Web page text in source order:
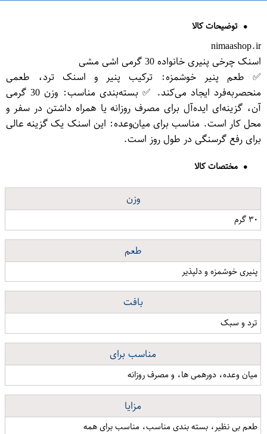
توضیحات کالا
nimaashop.ir
اسنک چرخی پنیری خانواده 30 گرمی اشی مشی
✅ طعم پنیر خوشمزه: ترکیب پنیر و اسنک ترد، طعمی
منحصر‌به‌فرد ایجاد می‌کند. ✅ بسته‌بندی مناسب: وزن 30 گرمی
آن، گزینه‌ای ایده‌آل برای مصرف روزانه یا همراه داشتن در سفر و
محل کار است. مناسب برای میان‌وعده: این اسنک یک گزینه عالی
برای رفع گرسنگی در طول روز است.
مختصات کالا
وزن
۳۰ گرم
طعم
پنیری خوشمزه و دلپذیر
بافت
ترد و سبک
مناسب برای
میان وعده، دورهمی ها، و مصرف روزانه
مزایا
طعم بی نظیر، بسته بندی مناسب، مناسب برای همه